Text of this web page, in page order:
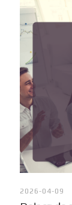
2026-04-09